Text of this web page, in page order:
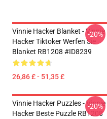
Vinnie Hacker Blanket - Vinnie
Hacker Tiktoker Werfen Sie
Blanket RB1208 #ID8239
26,86 £ - 51,35 £
-20%
Vinnie Hacker Puzzles - Vinnie
Hacker Beste Puzzle RB1208
-20%